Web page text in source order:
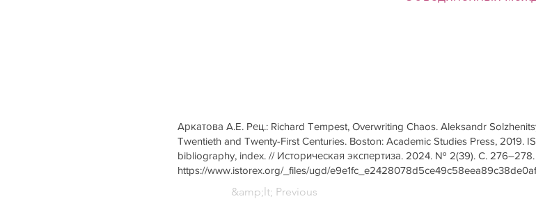
Аркатова А.Е. Рец.: Richard Tempest, Overwriting Chaos. Aleksandr
Twentieth and Twenty-First Centuries. Boston: Academic Studies Press, 2019.
bibliography, index. // Историческая экспертиза. 2024. № 2(39). С. 276–278.
https://www.istorex.org/_files/ugd/
&amp;lt; Previous